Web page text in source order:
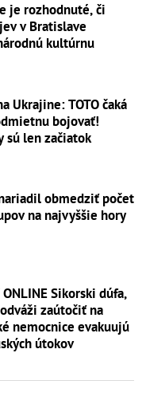
je rozhodnuté, či
v Bratislave
kultúrnu
Ukrajine: TOTO čaká
bojovať!
sú len začiatok
obmedziť počet
na najvyššie hory
Sikorski dúfa,
zaútočiť na
nemocnice evakuujú
útokov